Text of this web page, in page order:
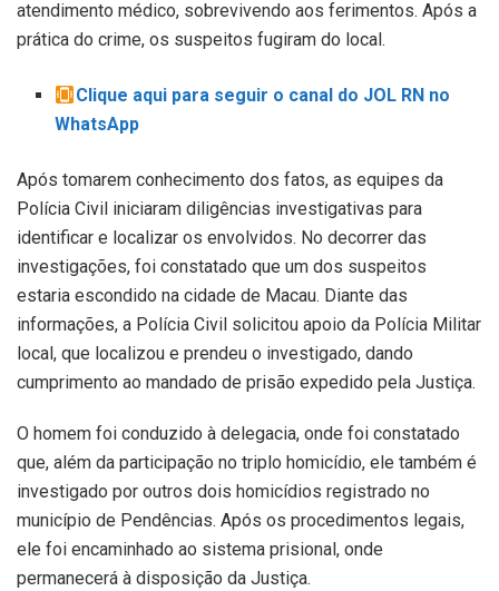
atendimento médico, sobrevivendo aos ferimentos. Após a
prática do crime, os suspeitos fugiram do local.
Clique aqui para seguir o canal do JOL RN no
WhatsApp
Após tomarem conhecimento dos fatos, as equipes da
Polícia Civil iniciaram diligências investigativas para
identificar e localizar os envolvidos. No decorrer das
investigações, foi constatado que um dos suspeitos
estaria escondido na cidade de Macau. Diante das
informações, a Polícia Civil solicitou apoio da Polícia Militar
local, que localizou e prendeu o investigado, dando
cumprimento ao mandado de prisão expedido pela Justiça.
O homem foi conduzido à delegacia, onde foi constatado
que, além da participação no triplo homicídio, ele também é
investigado por outros dois homicídios registrado no
município de Pendências. Após os procedimentos legais,
ele foi encaminhado ao sistema prisional, onde
permanecerá à disposição da Justiça.